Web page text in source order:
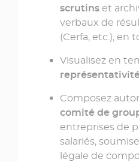
scrutins et
verbaux de
(Cerfa, etc.), en
Visualisez en
Composez
comité de
entreprises de
salariés,
légale de